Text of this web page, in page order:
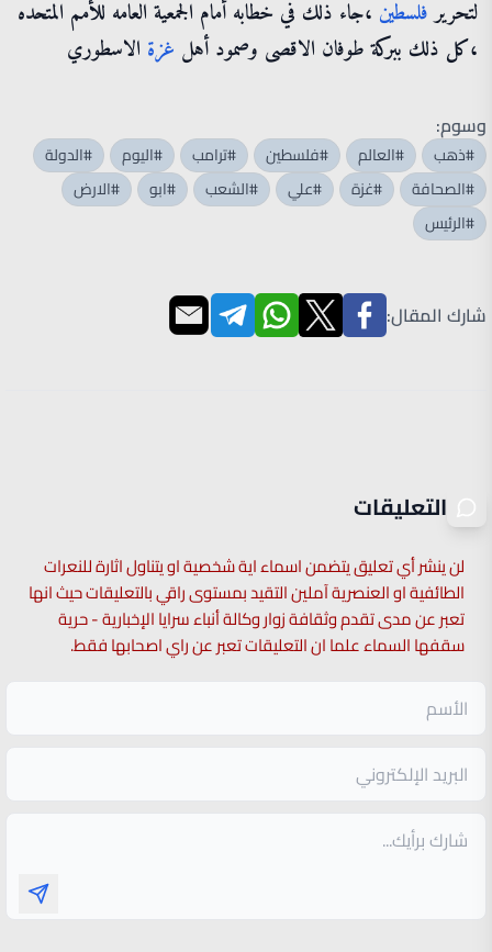
لتحريرفلسطين ،جاء ذلك في خطابه أمام الجمعية العامه للأمم المتحده
،كل ذلك ببركة طوفان الاقصى وصمود أهل غزة الاسطوري
وسوم:
#ذهب #العالم #فلسطين #ترامب #اليوم
#الدولة
#الصحافة
#غزة #علي #الشعب #ابو
#الارض
#الرئيس
شارك المقال:
التعليقات
لن ينشر أي تعليق يتضمن اسماء اية شخصية او يتناول اثارة للنعرات
الطائفية او العنصرية آملين التقيد بمستوى راقي بالتعليقات حيث انها
تعبر عن مدى تقدم وثقافة زوار وكالة أنباء سرايا الإخبارية - حرية
سقفها السماء علما ان التعليقات تعبر عن راي اصحابها فقط.